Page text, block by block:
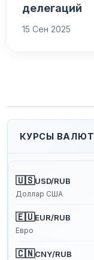
делегаций
15 Сен 2025
КУРСЫ ВАЛЮТ
🇺🇸USD/RUB
Доллар США
🇪🇺EUR/RUB
Евро
🇨🇳CNY/RUB